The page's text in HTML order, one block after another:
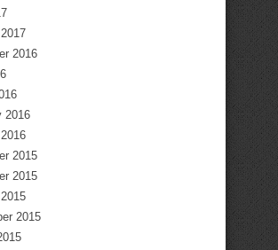
2016
2016
2015
2015
2015